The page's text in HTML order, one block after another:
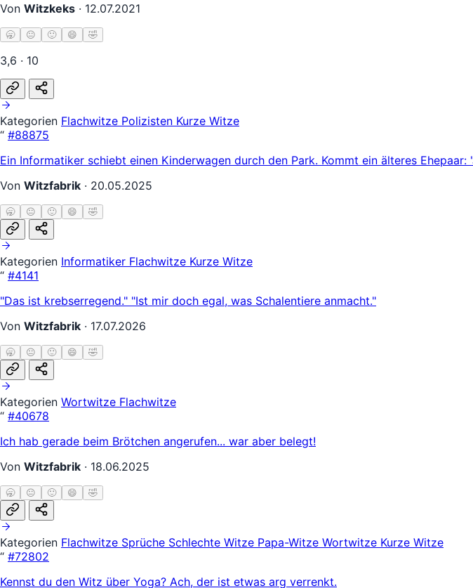
Von Witzkeks · 12.07.2021
🥱 😐 🙂 😄 🤣
3,6 · 10
Kategorien Flachwitze Polizisten Kurze Witze
“ #88875
Ein Informatiker schiebt einen Kinderwagen durch den Park. Kommt ein älteres
Von Witzfabrik · 20.05.2025
🥱 😐 🙂 😄 🤣
Kategorien Informatiker Flachwitze Kurze Witze
“ #4141
"Das ist krebserregend." "Ist mir doch egal, was Schalentiere anmacht."
Von Witzfabrik · 17.07.2026
🥱 😐 🙂 😄 🤣
Kategorien Wortwitze Flachwitze
“ #40678
Ich hab gerade beim Brötchen angerufen... war aber belegt!
Von Witzfabrik · 18.06.2025
🥱 😐 🙂 😄 🤣
Kategorien Flachwitze Sprüche Schlechte Witze Papa-Witze Wortwitze Kurze Witze
“ #72802
Kennst du den Witz über Yoga? Ach, der ist etwas arg verrenkt.